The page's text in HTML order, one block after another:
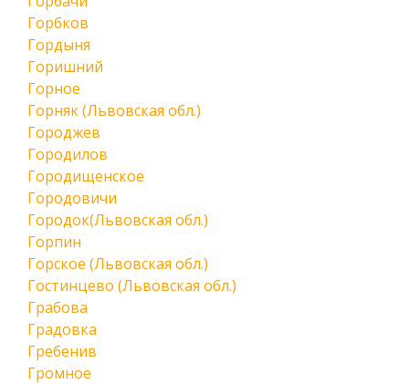
Горбков
Гордыня
Горишний
Горное
Горняк (Львовская обл.)
Городжев
Городилов
Городищенское
Городовичи
Городок(Львовская обл.)
Горпин
Горское (Львовская обл.)
Гостинцево (Львовская обл.)
Грабова
Градовка
Гребенив
Громное